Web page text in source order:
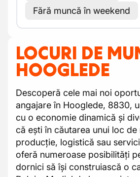
Fără muncă în weekend
LOCURI DE
HOOGLEDE
Descoperă cele mai noi
angajare în Hooglede, 8830,
cu o economie dinamică și
că ești în căutarea unui loc de
producție, logistică sau
oferă numeroase posibilități
dornici să își construiască o